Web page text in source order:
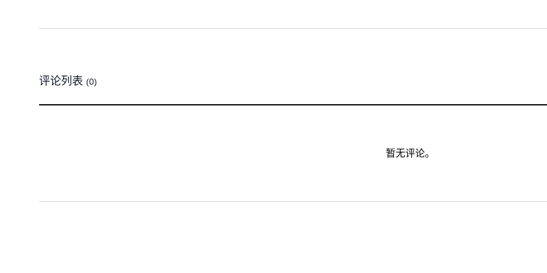
评论列表 (0)
暂无评论。